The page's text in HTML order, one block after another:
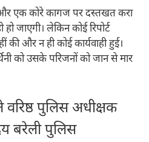
एक कोरे कागज पर दस्तखत करा
जाएगी। लेकिन कोई रिपोर्ट
और न ही कोई कार्यवाही हुई।
को उसके परिजनों को जान से मार
ने वरिष्ठ पुलिस अधीक्षक
बरेली पुलिस